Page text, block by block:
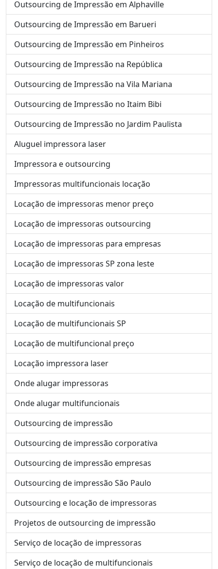
Outsourcing de Impressão em Alphaville
Outsourcing de Impressão em Barueri
Outsourcing de Impressão em Pinheiros
Outsourcing de Impressão na República
Outsourcing de Impressão na Vila Mariana
Outsourcing de Impressão no Itaim Bibi
Outsourcing de Impressão no Jardim Paulista
Aluguel impressora laser
Impressora e outsourcing
Impressoras multifuncionais locação
Locação de impressoras menor preço
Locação de impressoras outsourcing
Locação de impressoras para empresas
Locação de impressoras SP zona leste
Locação de impressoras valor
Locação de multifuncionais
Locação de multifuncionais SP
Locação de multifuncional preço
Locação impressora laser
Onde alugar impressoras
Onde alugar multifuncionais
Outsourcing de impressão
Outsourcing de impressão corporativa
Outsourcing de impressão empresas
Outsourcing de impressão São Paulo
Outsourcing e locação de impressoras
Projetos de outsourcing de impressão
Serviço de locação de impressoras
Serviço de locação de multifuncionais